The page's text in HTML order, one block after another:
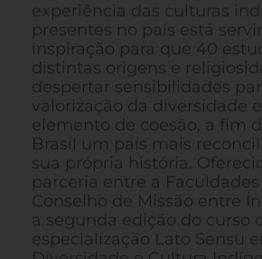
experiência das culturas
presentes no país está
inspiração para que 40
distintas origens e
despertar sensibilidades
valorização da diversidade
elemento de coesão, a fim
Brasil um país mais
sua própria história.
parceria entre a Faculdades
Conselho de Missão entre
a segunda edição do curso
especialização Lato Sensu